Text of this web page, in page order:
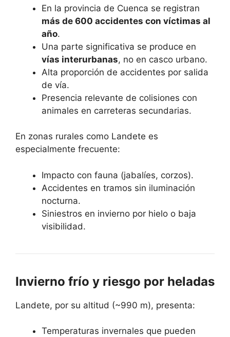
En la provincia de Cuenca se registran
más de 600 accidentes con víctimas al
año.
Una parte significativa se produce en
vías interurbanas, no en casco urbano.
Alta proporción de accidentes por salida
de vía.
Presencia relevante de colisiones con
animales en carreteras secundarias.
En zonas rurales como Landete es
especialmente frecuente:
Impacto con fauna (jabalíes, corzos).
Accidentes en tramos sin iluminación
nocturna.
Siniestros en invierno por hielo o baja
visibilidad.
Invierno frío y riesgo por heladas
Landete, por su altitud (~990 m), presenta:
Temperaturas invernales que pueden